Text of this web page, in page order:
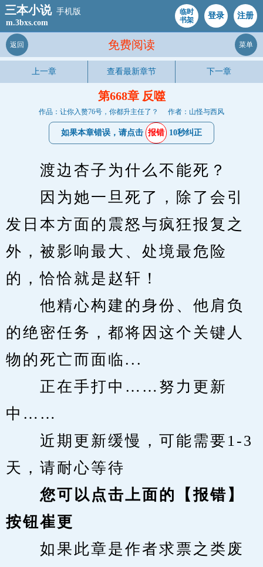
三本小说 手机版
m.3bxs.com
临时
书架
登录 注册
免费阅读
返回 菜单
上一章 查看最新章节 下一章
第668章 反噬
作品：让你入赘76号，你都升主任了？ 作者：山怪与西风
如果本章错误，请点击 报错 10秒纠正
渡边杏子为什么不能死？
因为她一旦死了，除了会引
发日本方面的震怒与疯狂报复之
外，被影响最大、处境最危险
的，恰恰就是赵轩！
他精心构建的身份、他肩负
的绝密任务，都将因这个关键人
物的死亡而面临...
正在手打中……努力更新
中……
近期更新缓慢，可能需要1-3
天，请耐心等待
您可以点击上面的【报错】
按钮崔更
如果此章是作者求票之类废